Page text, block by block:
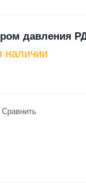
давления
наличии
Сравнить